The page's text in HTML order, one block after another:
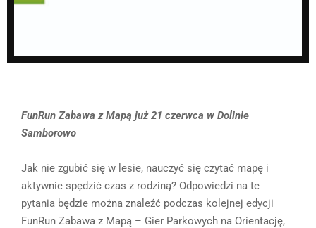
FunRun Zabawa z Mapą już 21 czerwca w Dolinie
Samborowo
Jak nie zgubić się w lesie, nauczyć się czytać mapę i
aktywnie spędzić czas z rodziną? Odpowiedzi na te
pytania będzie można znaleźć podczas kolejnej edycji
FunRun Zabawa z Mapą – Gier Parkowych na Orientację,